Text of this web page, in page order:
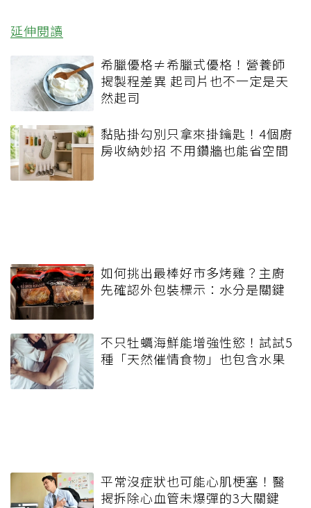
延伸閱讀
希臘優格≠希臘式優格！營養師
揭製程差異 起司片也不一定是天
然起司
黏貼掛勾別只拿來掛鑰匙！4個廚
房收納妙招 不用鑽牆也能省空間
如何挑出最棒好市多烤雞？主廚
先確認外包裝標示：水分是關鍵
不只牡蠣海鮮能增強性慾！試試5
種「天然催情食物」也包含水果
平常沒症狀也可能心肌梗塞！醫
揭拆除心血管未爆彈的3大關鍵